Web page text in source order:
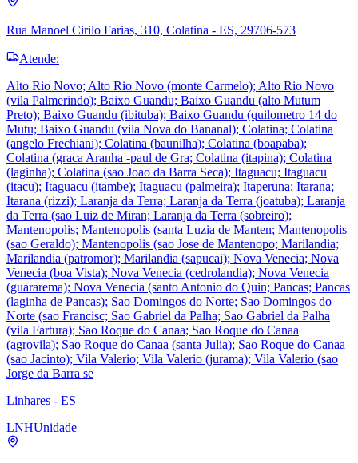
Rua Manoel Cirilo Farias, 310, Colatina - ES, 29706-573
Atende:
Alto Rio Novo; Alto Rio Novo (monte Carmelo); Alto Rio Novo
(vila Palmerindo); Baixo Guandu; Baixo Guandu (alto Mutum
Preto); Baixo Guandu (ibituba); Baixo Guandu (quilometro 14 do
Mutu; Baixo Guandu (vila Nova do Bananal); Colatina; Colatina
(angelo Frechiani); Colatina (baunilha); Colatina (boapaba);
Colatina (graca Aranha -paul de Gra; Colatina (itapina); Colatina
(laginha); Colatina (sao Joao da Barra Seca); Itaguacu; Itaguacu
(itacu); Itaguacu (itambe); Itaguacu (palmeira); Itaperuna; Itarana;
Itarana (rizzi); Laranja da Terra; Laranja da Terra (joatuba); Laranja
da Terra (sao Luiz de Miran; Laranja da Terra (sobreiro);
Mantenopolis; Mantenopolis (santa Luzia de Manten; Mantenopolis
(sao Geraldo); Mantenopolis (sao Jose de Mantenopo; Marilandia;
Marilandia (patromor); Marilandia (sapucai); Nova Venecia; Nova
Venecia (boa Vista); Nova Venecia (cedrolandia); Nova Venecia
(guararema); Nova Venecia (santo Antonio do Quin; Pancas; Pancas
(laginha de Pancas); Sao Domingos do Norte; Sao Domingos do
Norte (sao Francisc; Sao Gabriel da Palha; Sao Gabriel da Palha
(vila Fartura); Sao Roque do Canaa; Sao Roque do Canaa
(agrovila); Sao Roque do Canaa (santa Julia); Sao Roque do Canaa
(sao Jacinto); Vila Valerio; Vila Valerio (jurama); Vila Valerio (sao
Jorge da Barra se
Linhares - ES
LNHUnidade